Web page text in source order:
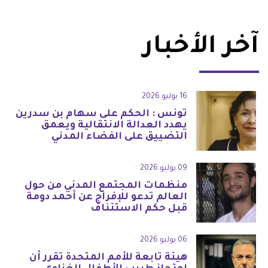
آخر الأخبار
16 يوليو 2026
تونس : الحكم على سهام بن سدرين
يهدد العدالة الانتقالية ويعمق
التضييق على الفضاء المدني
09 يوليو 2026
منظمات المجتمع المدني من حول
العالم تدعو للإفراج عن أحمد دومة
قبل حكم الاستئناف
06 يوليو 2026
هيئة تابعة للأمم المتحدة تقرر أن